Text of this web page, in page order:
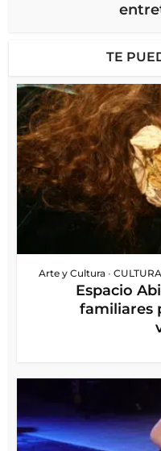
TE
Arte y Cultura •
Espacio
familiares